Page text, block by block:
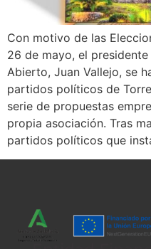
Con motivo de las
26 de mayo, el
Abierto, Juan Vallejo, se
partidos políticos de
serie de propuestas
propia asociación. Tras
partidos políticos que